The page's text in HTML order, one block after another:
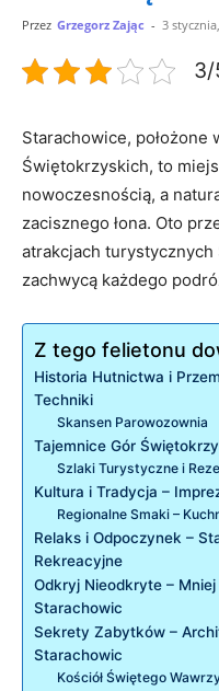
Przez Grzegorz Zając - 3
3/
Starachowice, położone
Świętokrzyskich, to
nowoczesnością, a
zacisznego łona. Oto
atrakcjach
zachwycą każdego
Z tego felietonu
Historia Hutnictwa i
Techniki
Skansen Parowozownia
Tajemnice Gór
Szlaki Turystyczne i
Kultura i Tradycja –
Regionalne Smaki –
Relaks i Odpoczynek –
Rekreacyjne
Odkryj Nieodkryte –
Starachowic
Sekrety Zabytków –
Starachowic
Kościół Świętego